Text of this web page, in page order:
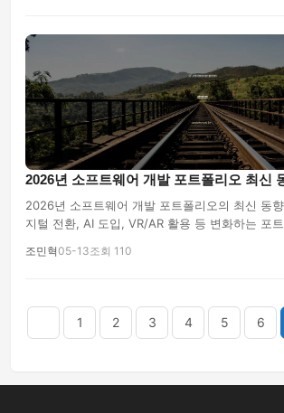
2026년 소프트웨어 개발 포트폴리오 최신
2026년 소프트웨어 개발 포트폴리오의 최신 동
지털 전환, AI 도입, VR/AR 활용 등 변화하는 포
조민혁05-13조회 110
1 2 3 4 5 6